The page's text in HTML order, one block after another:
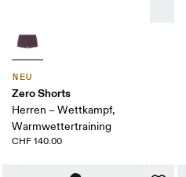
NEU
Zero Shorts
Herren – Wettkampf,
Warmwettertraining
CHF 140.00